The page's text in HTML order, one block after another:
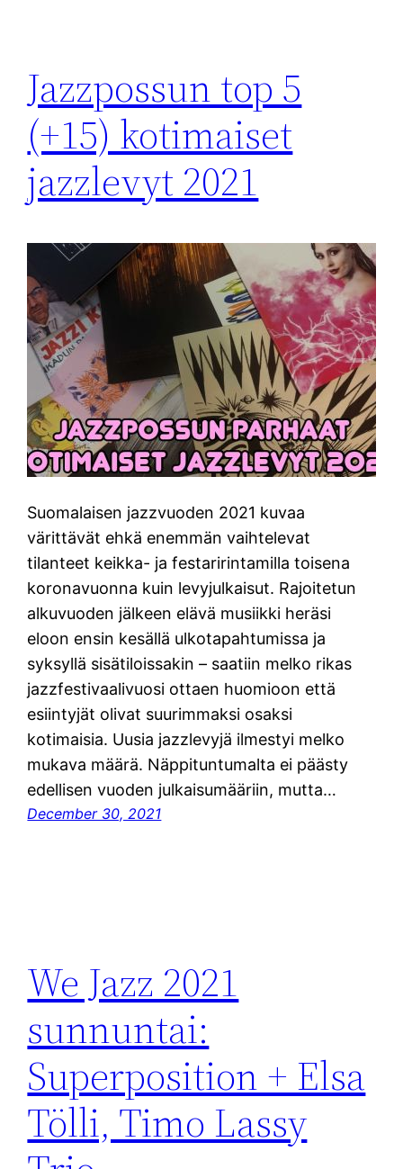
Jazzpossun top 5
(+15) kotimaiset
jazzlevyt 2021
Suomalaisen jazzvuoden 2021 kuvaa
värittävät ehkä enemmän vaihtelevat
tilanteet keikka- ja festaririntamilla toisena
koronavuonna kuin levyjulkaisut. Rajoitetun
alkuvuoden jälkeen elävä musiikki heräsi
eloon ensin kesällä ulkotapahtumissa ja
syksyllä sisätiloissakin – saatiin melko rikas
jazzfestivaalivuosi ottaen huomioon että
esiintyjät olivat suurimmaksi osaksi
kotimaisia. Uusia jazzlevyjä ilmestyi melko
mukava määrä. Näppituntumalta ei päästy
edellisen vuoden julkaisumääriin, mutta…
December 30, 2021
We Jazz 2021
sunnuntai:
Superposition + Elsa
Tölli, Timo Lassy